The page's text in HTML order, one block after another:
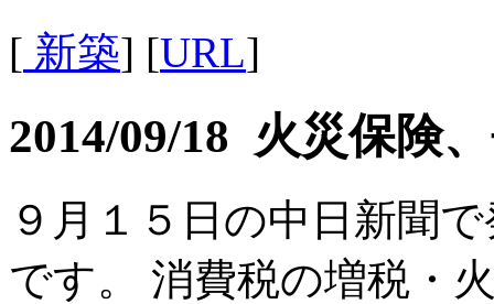
[ 新築] [URL]
2014/09/18 火災保険
９月１５日の中日新聞
です。 消費税の増税・